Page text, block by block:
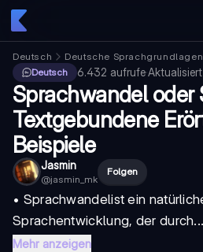
Deutsch Deutsche Sprachgrundlagen
Deutsch
6.432 aufrufe·Aktualisiert
Sprachwandel oder
Textgebundene
Beispiele
Jasmin
@jasmin_mk
Folgen
• Sprachwandelist ein
Sprachentwicklung, der durch...
Mehr anzeigen